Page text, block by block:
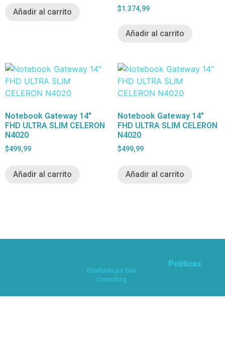
Añadir al carrito $1.374,99
Añadir al carrito
Notebook Gateway 14″
FHD ULTRA SLIM CELERON
N4020
$499,99
Añadir al carrito
Notebook Gateway 14″
FHD ULTRA SLIM CELERON
N4020
$499,99
Añadir al carrito
Diseñada por Sao
Consulting
Politicas